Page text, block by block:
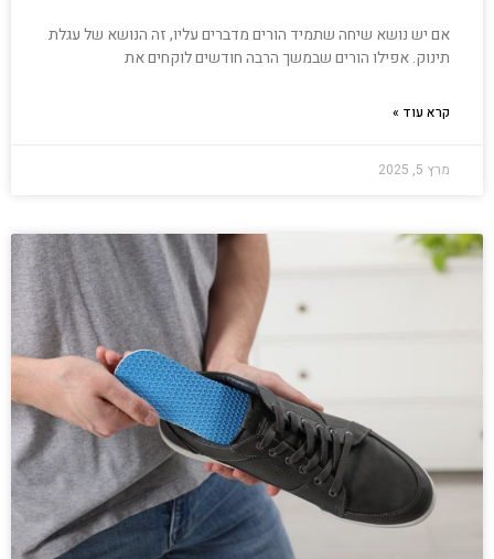
אם יש נושא שיחה שתמיד הורים מדברים עליו, זה הנושא של עגלת
תינוק. אפילו הורים שבמשך הרבה חודשים לוקחים את
קרא עוד »
מרץ 5, 2025